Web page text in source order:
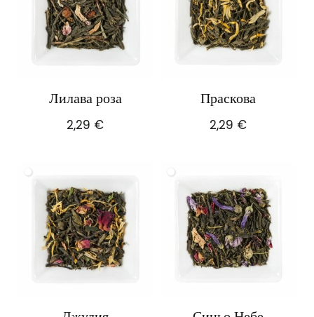
Лилава роза
2,29 €
Праскова
2,29 €